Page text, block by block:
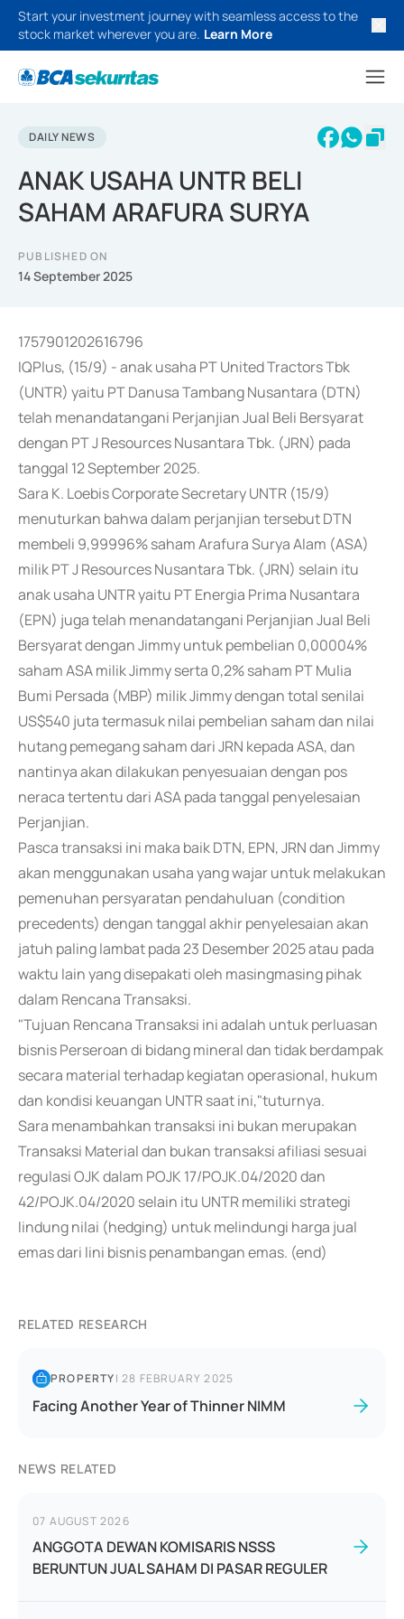
Start your investment journey with seamless access to the
stock market wherever you are. Learn More
DAILY NEWS
ANAK USAHA UNTR BELI
SAHAM ARAFURA SURYA
PUBLISHED ON
14 September 2025
1757901202616796
IQPlus, (15/9) - anak usaha PT United Tractors Tbk
(UNTR) yaitu PT Danusa Tambang Nusantara (DTN)
telah menandatangani Perjanjian Jual Beli Bersyarat
dengan PT J Resources Nusantara Tbk. (JRN) pada
tanggal 12 September 2025.
Sara K. Loebis Corporate Secretary UNTR (15/9)
menuturkan bahwa dalam perjanjian tersebut DTN
membeli 9,99996% saham Arafura Surya Alam (ASA)
milik PT J Resources Nusantara Tbk. (JRN) selain itu
anak usaha UNTR yaitu PT Energia Prima Nusantara
(EPN) juga telah menandatangani Perjanjian Jual Beli
Bersyarat dengan Jimmy untuk pembelian 0,00004%
saham ASA milik Jimmy serta 0,2% saham PT Mulia
Bumi Persada (MBP) milik Jimmy dengan total senilai
US$540 juta termasuk nilai pembelian saham dan nilai
hutang pemegang saham dari JRN kepada ASA, dan
nantinya akan dilakukan penyesuaian dengan pos
neraca tertentu dari ASA pada tanggal penyelesaian
Perjanjian.
Pasca transaksi ini maka baik DTN, EPN, JRN dan Jimmy
akan menggunakan usaha yang wajar untuk melakukan
pemenuhan persyaratan pendahuluan (condition
precedents) dengan tanggal akhir penyelesaian akan
jatuh paling lambat pada 23 Desember 2025 atau pada
waktu lain yang disepakati oleh masingmasing pihak
dalam Rencana Transaksi.
"Tujuan Rencana Transaksi ini adalah untuk perluasan
bisnis Perseroan di bidang mineral dan tidak berdampak
secara material terhadap kegiatan operasional, hukum
dan kondisi keuangan UNTR saat ini,"tuturnya.
Sara menambahkan transaksi ini bukan merupakan
Transaksi Material dan bukan transaksi afiliasi sesuai
regulasi OJK dalam POJK 17/POJK.04/2020 dan
42/POJK.04/2020 selain itu UNTR memiliki strategi
lindung nilai (hedging) untuk melindungi harga jual
emas dari lini bisnis penambangan emas. (end)
RELATED RESEARCH
PROPERTY|28 FEBRUARY 2025
Facing Another Year of Thinner NIMM
NEWS RELATED
07 AUGUST 2026
ANGGOTA DEWAN KOMISARIS NSSS
BERUNTUN JUAL SAHAM DI PASAR REGULER